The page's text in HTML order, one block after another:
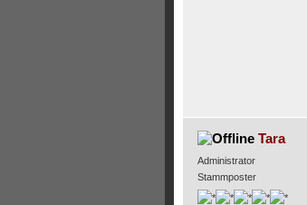
Tara
Administrator
Stammposter